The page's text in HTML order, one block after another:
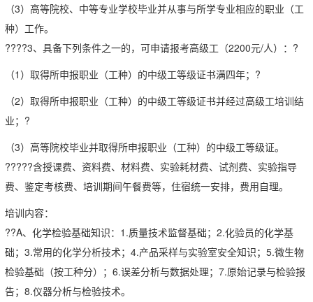
（3）高等院校、中等专业学校毕业并从事与所学专业相应的职业（工
种）工作。
????3、具备下列条件之一的，可申请报考高级工（2200元/人）：?
（1）取得所申报职业（工种）的中级工等级证书满四年；?
（2）取得所申报职业（工种）的中级工等级证书并经过高级工培训结
业；?
（3）高等院校毕业并取得所申报职业（工种）的中级工等级证。
?????含授课费、资料费、材料费、实验耗材费、试剂费、实验指导
费、鉴定考核费、培训期间午餐费等，住宿统一安排，费用自理。
培训内容：
??A、化学检验基础知识：1.质量技术监督基础；2.化验员的化学基
础；3.常用的化学分析技术；4.产品采样与实验室安全知识；5.微生物
检验基础（按工种分）；6.误差分析与数据处理；7.原始记录与检验报
告；8.仪器分析与检验技术。